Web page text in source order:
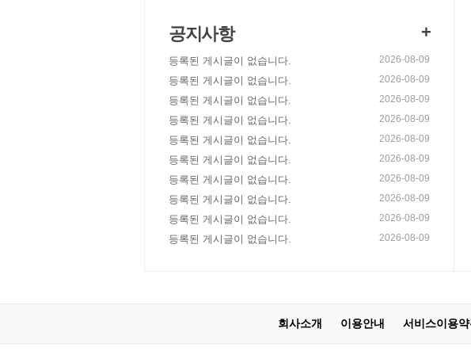
공지사항 +
등록된 게시글이 없습니다. 2026-08-09
등록된 게시글이 없습니다. 2026-08-09
등록된 게시글이 없습니다. 2026-08-09
등록된 게시글이 없습니다. 2026-08-09
등록된 게시글이 없습니다. 2026-08-09
등록된 게시글이 없습니다. 2026-08-09
등록된 게시글이 없습니다. 2026-08-09
등록된 게시글이 없습니다. 2026-08-09
등록된 게시글이 없습니다. 2026-08-09
등록된 게시글이 없습니다. 2026-08-09
회사소개 이용안내 서비스이용